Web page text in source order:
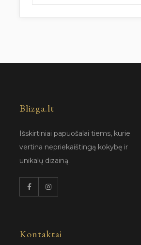
Blizga.lt
Išskirtiniai papuošalai tiems, kurie
vertina nepriekaištingą kokybę ir
unikalų dizainą.
Kontaktai